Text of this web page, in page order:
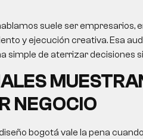
suele ser empresarios,
y ejecución creativa. Esa
simple de aterrizar decisiones
NEGOCIO
bogotá vale la pena